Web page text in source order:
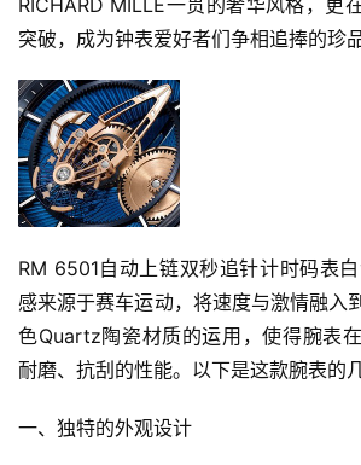
RICHARD MILLE一贯的奢华风格，更
突破，成为钟表爱好者们争相追捧的珍品
RM 6501自动上链双秒追针计时码表
感来源于赛车运动，将速度与激情融入
色Quartz陶瓷材质的运用，使得腕表
耐磨、抗刮的性能。以下是这款腕表的
一、独特的外观设计